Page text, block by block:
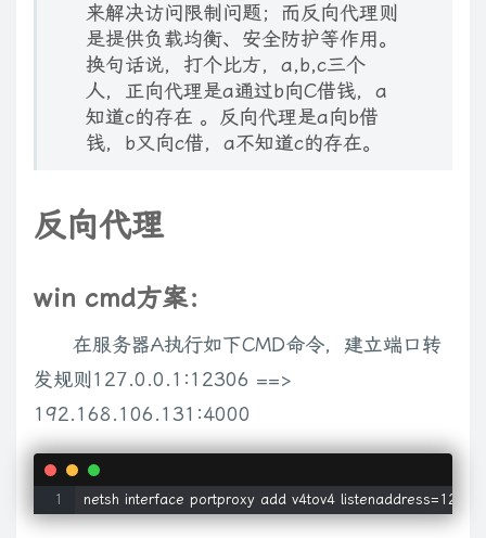
来解决访问限制问题；而反向代理则
是提供负载均衡、安全防护等作用。
换句话说，打个比方，a,b,c三个
人，正向代理是a通过b向C借钱，a
知道c的存在 。反向代理是a向b借
钱，b又向c借，a不知道c的存在。
反向代理
win cmd方案：
在服务器A执行如下CMD命令，建立端口转
发规则127.0.0.1:12306 ==>
192.168.106.131:4000
netsh interface portproxy add v4tov4